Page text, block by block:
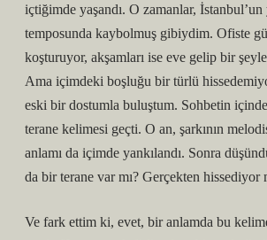
içtiğimde yaşandı. O zamanlar, İstanbul’un
temposunda kaybolmuş gibiydim. Ofiste
koşturuyor, akşamları ise eve gelip bir
Ama içimdeki boşluğu bir türlü
eski bir dostumla buluştum. Sohbetin
terane kelimesi geçti. O an, şarkının
anlamı da içimde yankılandı. Sonra
da bir terane var mı? Gerçekten hissediyor
Ve fark ettim ki, evet, bir anlamda bu